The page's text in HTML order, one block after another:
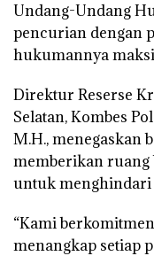
Undang-Undang
pencurian dengan
hukumannya
Direktur Reserse
Selatan, Kombes
M.H., menegaskan
memberikan ruang
untuk menghindari
“Kami
menangkap setiap